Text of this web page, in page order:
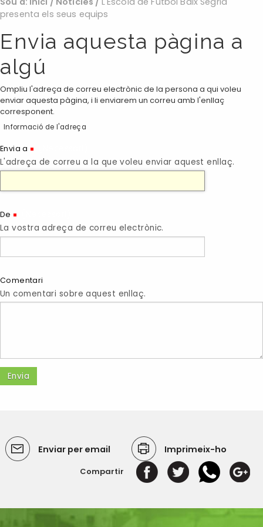
presenta els seus equips
Envia aquesta pàgina a
algú
Ompliu l'adreça de correu electrònic de la persona a qui voleu
enviar aquesta pàgina, i li enviarem un correu amb l'enllaç
corresponent.
Informació de l'adreça
Envia a
L'adreça de correu a la que voleu enviar aquest enllaç.
De
La vostra adreça de correu electrònic.
Comentari
Un comentari sobre aquest enllaç.
Enviar per email Imprimeix-ho
Compartir